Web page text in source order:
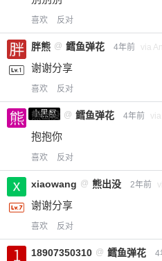
喜欢 反对
胖熊 @ 鳕鱼弹花 4年前 via
谢谢分享
喜欢 反对
小黑屋
熊出没 @ 鳕鱼弹花 4年前
抱抱你
喜欢 反对
xiaowang @ 熊出没 2年前
谢谢分享
喜欢 反对
18907350310 @ 鳕鱼弹花 4
您没有权限发布内容，
限。
忘记密码？